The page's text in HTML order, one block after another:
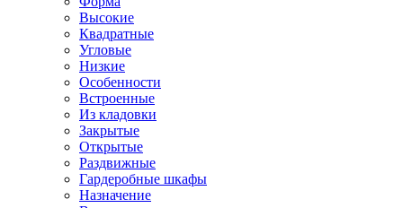
Высокие
Квадратные
Угловые
Низкие
Особенности
Встроенные
Из кладовки
Закрытые
Открытые
Раздвижные
Гардеробные шкафы
Назначение